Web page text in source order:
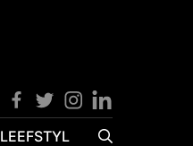
LEEFSTYL